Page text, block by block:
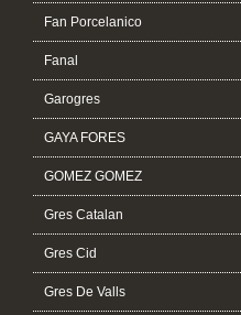
Fan Porcelanico
Fanal
Garogres
GAYA FORES
GOMEZ GOMEZ
Gres Catalan
Gres Cid
Gres De Valls